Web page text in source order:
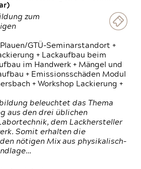
zum
GTÜ-Seminarstandort +
+ Lackaufbau beim
im Handwerk + Mängel und
+ Emissionsschäden Modul
+ Workshop Lackierung +
beleuchtet das Thema
aus den drei üblichen
dem Lackhersteller
Somit erhalten die
nötigen Mix aus physikalisch-